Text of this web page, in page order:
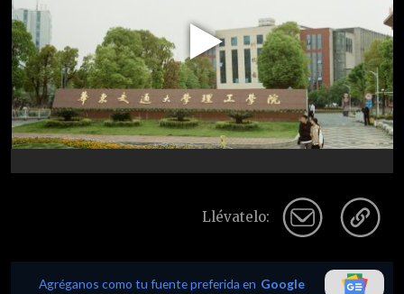
Video
Llévatelo:
Agréganos como tu fuente preferida en Google